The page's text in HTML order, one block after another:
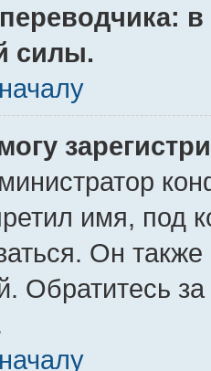
силы.
имя, под
Он
Обратитесь